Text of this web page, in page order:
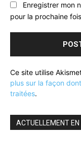
Enregistrer mon
pour la prochaine
Ce site utilise
plus sur la façon
traitées.
ACTUELLEMENT EN